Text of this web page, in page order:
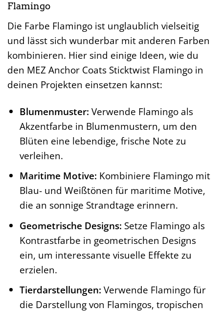
Flamingo
Die Farbe Flamingo ist unglaublich vielseitig
und lässt sich wunderbar mit anderen Farben
kombinieren. Hier sind einige Ideen, wie du
den MEZ Anchor Coats Sticktwist Flamingo in
deinen Projekten einsetzen kannst:
Blumenmuster: Verwende Flamingo als
Akzentfarbe in Blumenmustern, um den
Blüten eine lebendige, frische Note zu
verleihen.
Maritime Motive: Kombiniere Flamingo mit
Blau- und Weißtönen für maritime Motive,
die an sonnige Strandtage erinnern.
Geometrische Designs: Setze Flamingo als
Kontrastfarbe in geometrischen Designs
ein, um interessante visuelle Effekte zu
erzielen.
Tierdarstellungen: Verwende Flamingo für
die Darstellung von Flamingos, tropischen